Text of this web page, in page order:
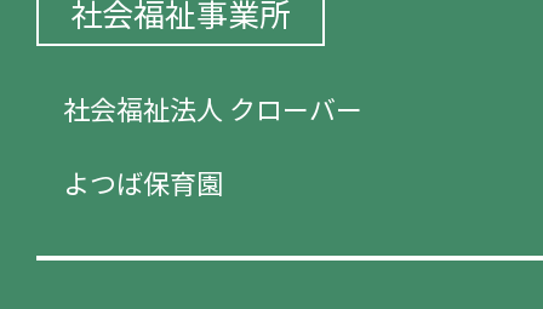
社会福祉事業所
社会福祉法人 クローバー
よつば保育園